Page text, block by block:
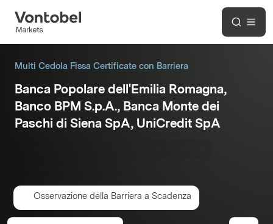
Multi Cedola Fissa Certificate con Barriera
Banca Popolare dell'Emilia Romagna,
Banco BPM S.p.A., Banca Monte dei
Paschi di Siena SpA, UniCredit SpA
Osservazione della Barriera a Scadenza